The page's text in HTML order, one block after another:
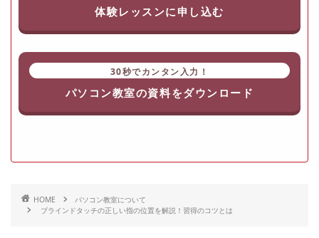
体験レッスンに申し込む
30秒でカンタン入力！
パソコン教室の資料をダウンロード
HOME
パソコン教室について
ブラインドタッチの正しい指の位置を解説！習得のコツとは